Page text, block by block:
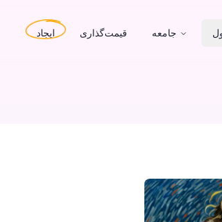
ایجاد قیمت‌گذاری جامعه